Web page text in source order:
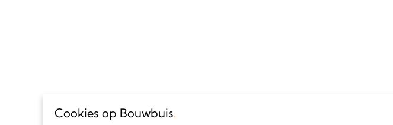
Cookies op Bouwbuis.